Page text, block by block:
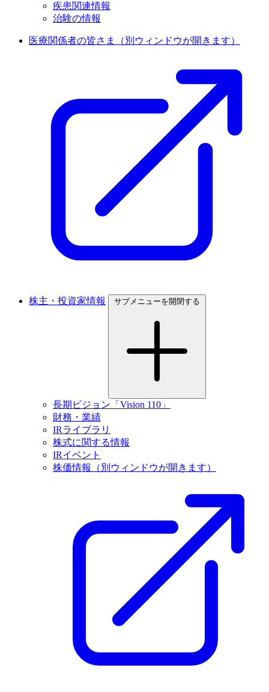
疾患関連情報
治験の情報
医療関係者の皆さま （別ウィンドウが開きます）
株主・投資家情報 サブメニューを開閉する
長期ビジョン「Vision 110」
財務・業績
IRライブラリ
株式に関する情報
IRイベント
株価情報
（別ウィンドウが開きます）